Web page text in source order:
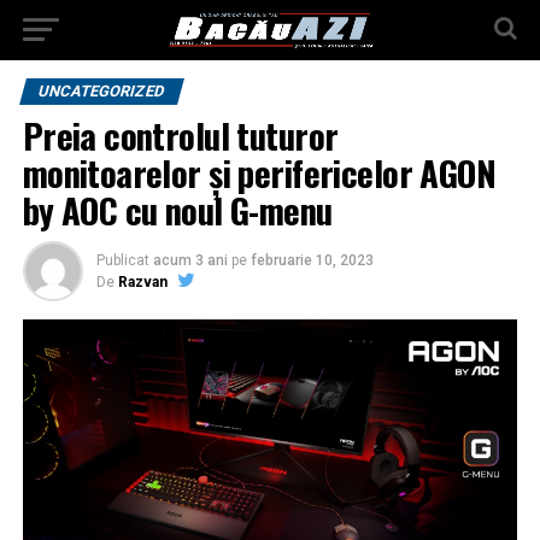
UNCATEGORIZED
Preia controlul tuturor
monitoarelor și perifericelor AGON
by AOC cu noul G-menu
Publicat acum 3 ani pe februarie 10, 2023
De Razvan